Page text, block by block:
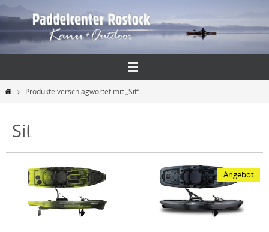
Inhalt
springen
StartProdukte verschlagwortet mit „Sit“
Sit
Angebot